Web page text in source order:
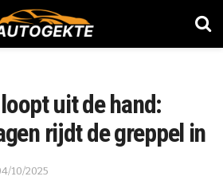
uit de hand:
rijdt de greppel in
10/2025